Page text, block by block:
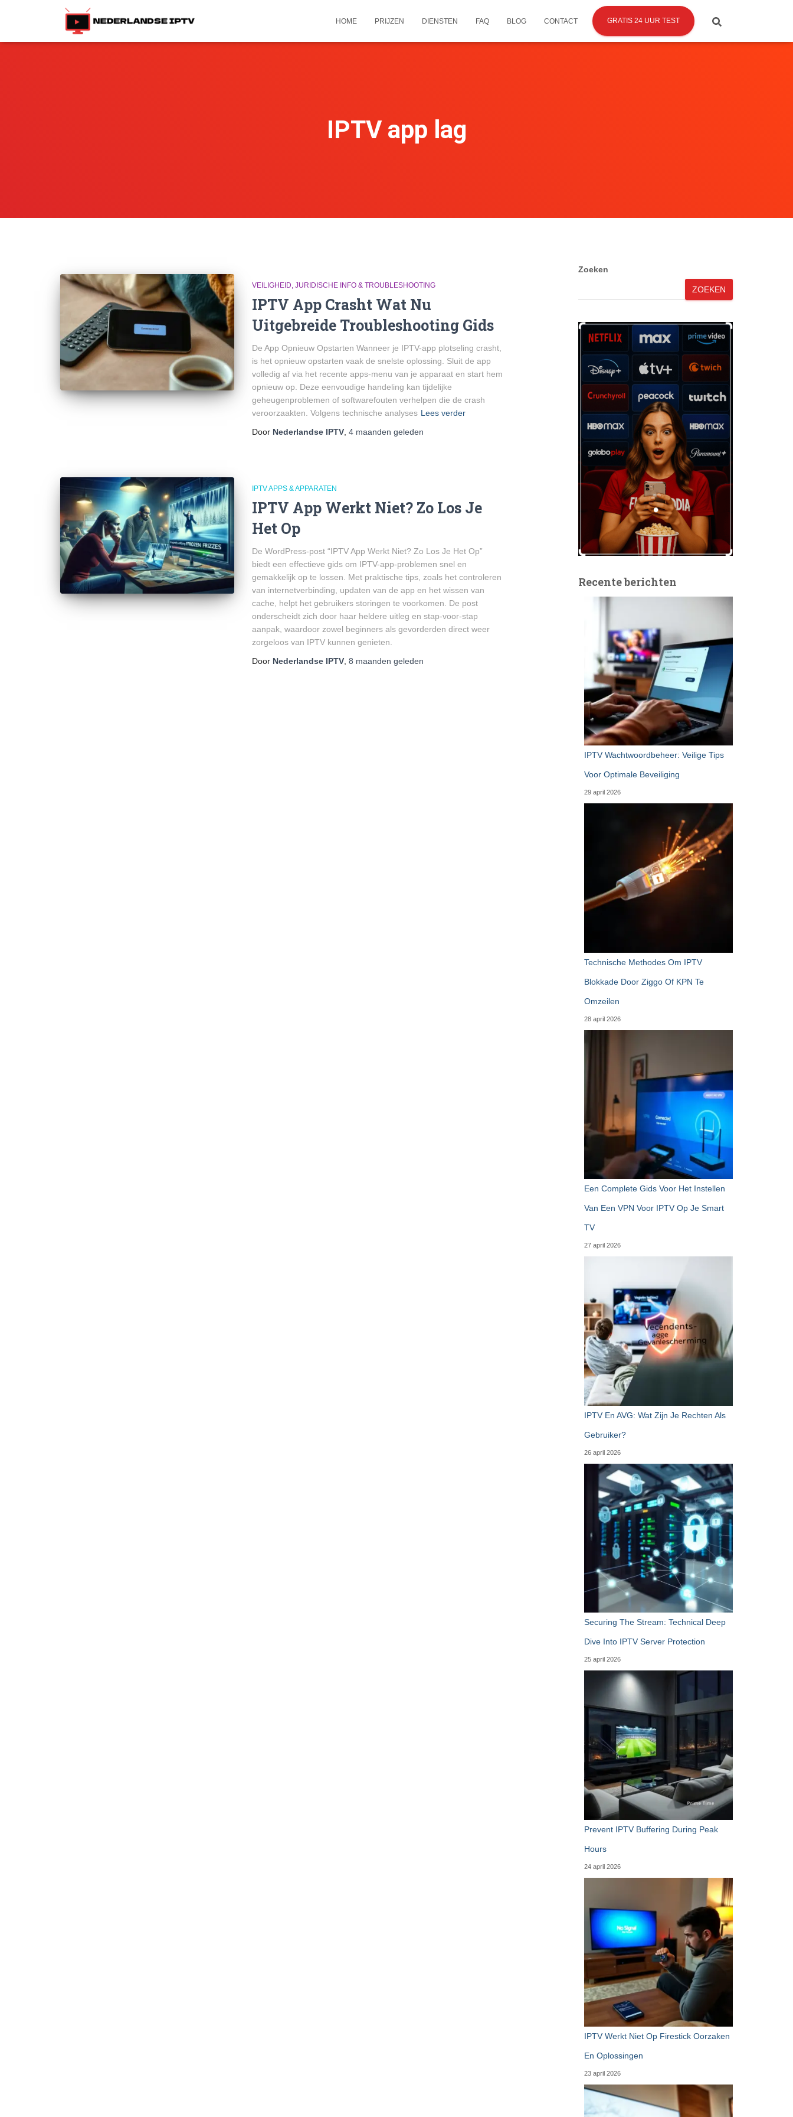
HOME PRIJZEN DIENSTEN FAQ BLOG CONTACT GRATIS 24 UUR TEST
IPTV app lag
VEILIGHEID, JURIDISCHE INFO & TROUBLESHOOTING
IPTV App Crasht Wat Nu
Uitgebreide Troubleshooting Gids
De App Opnieuw Opstarten Wanneer je IPTV-app plotseling crasht,
is het opnieuw opstarten vaak de snelste oplossing. Sluit de app
volledig af via het recente apps-menu van je apparaat en start hem
opnieuw op. Deze eenvoudige handeling kan tijdelijke
geheugenproblemen of softwarefouten verhelpen die de crash
veroorzaakten. Volgens technische analyses Lees verder
Door Nederlandse IPTV 4 maanden geleden
IPTV APPS & APPARATEN
IPTV App Werkt Niet? Zo Los Je
Het Op
De WordPress-post “IPTV App Werkt Niet? Zo Los Je Het Op”
biedt een effectieve gids om IPTV-app-problemen snel en
gemakkelijk op te lossen. Met praktische tips, zoals het controleren
van internetverbinding, updaten van de app en het wissen van
cache, helpt het gebruikers storingen te voorkomen. De post
onderscheidt zich door haar heldere uitleg en stap-voor-stap
aanpak, waardoor zowel beginners als gevorderden direct weer
zorgeloos van IPTV kunnen genieten.
Door Nederlandse IPTV 8 maanden geleden
Zoeken
ZOEKEN
Recente berichten
IPTV Wachtwoordbeheer: Veilige Tips
Voor Optimale Beveiliging
29 april 2026
Technische Methodes Om IPTV
Blokkade Door Ziggo Of KPN Te
Omzeilen
28 april 2026
Een Complete Gids Voor Het Instellen
Van Een VPN Voor IPTV Op Je Smart
TV
27 april 2026
IPTV En AVG: Wat Zijn Je Rechten Als
Gebruiker?
26 april 2026
Securing The Stream: Technical Deep
Dive Into IPTV Server Protection
25 april 2026
Prevent IPTV Buffering During Peak
Hours
24 april 2026
IPTV Werkt Niet Op Firestick Oorzaken
En Oplossingen
23 april 2026